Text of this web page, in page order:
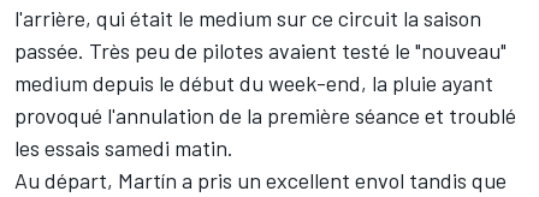
l'arrière, qui était le medium sur ce circuit la saison
passée. Très peu de pilotes avaient testé le "nouveau"
medium depuis le début du week-end, la pluie ayant
provoqué l'annulation de la première séance et troublé
les essais samedi matin.
Au départ, Martín a pris un excellent envol tandis que